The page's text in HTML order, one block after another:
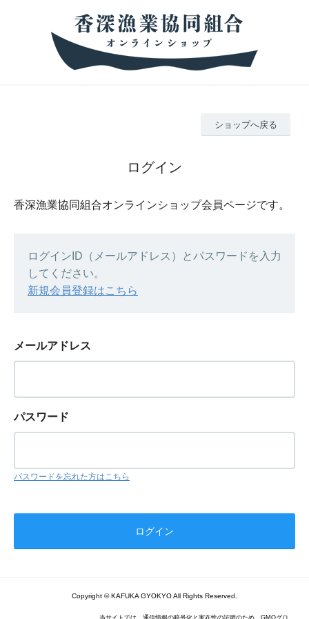
ショップへ戻る
ログイン
香深漁業協同組合オンラインショップ会員ページです。
ログインID（メールアドレス）とパスワードを入力
してください。
新規会員登録はこちら
メールアドレス
パスワード
パスワードを忘れた方はこちら
Copyright © KAFUKA GYOKYO All Rights Reserved.
当サイトでは、通信情報の暗号化と実在性の証明のため、GMOグロ